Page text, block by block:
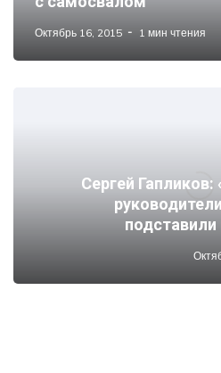
Октябрь 16, 2015 1 мин чтения
Сергей
подставили